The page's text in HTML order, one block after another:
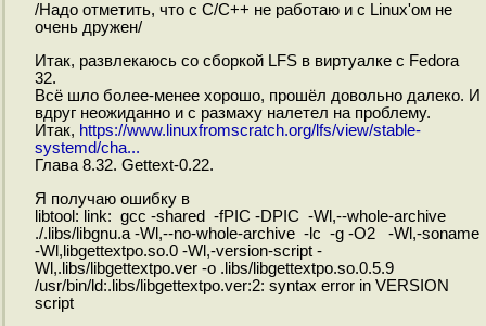
/Надо отметить, что с C/C++ не работаю и с Linux'ом не
очень дружен/
Итак, развлекаюсь со сборкой LFS в виртуалке с Fedora
32.
Всё шло более-менее хорошо, прошёл довольно далеко. И
вдруг неожиданно и с размаху налетел на проблему.
Итак, https://www.linuxfromscratch.org/lfs/view/stable-
systemd/cha...
Глава 8.32. Gettext-0.22.
Я получаю ошибку в
libtool: link: gcc -shared -fPIC -DPIC -Wl,--whole-archive
./.libs/libgnu.a -Wl,--no-whole-archive -lc -g -O2 -Wl,-soname
-Wl,libgettextpo.so.0 -Wl,-version-script -
Wl,.libs/libgettextpo.ver -o .libs/libgettextpo.so.0.5.9
/usr/bin/ld:.libs/libgettextpo.ver:2: syntax error in VERSION
script